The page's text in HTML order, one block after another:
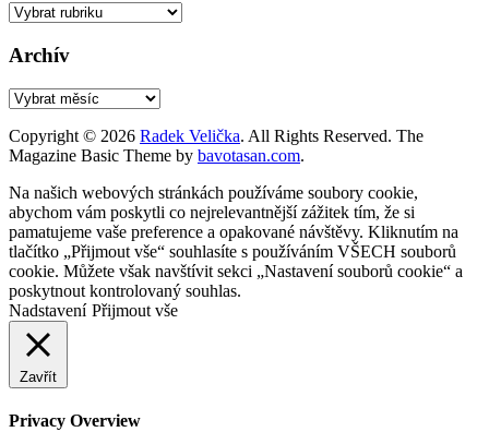
Rubriky
Archív
Archív
Copyright © 2026 Radek Velička. All Rights Reserved. The
Magazine Basic Theme by bavotasan.com.
Na našich webových stránkách používáme soubory cookie,
abychom vám poskytli co nejrelevantnější zážitek tím, že si
pamatujeme vaše preference a opakované návštěvy. Kliknutím na
tlačítko „Přijmout vše“ souhlasíte s používáním VŠECH souborů
cookie. Můžete však navštívit sekci „Nastavení souborů cookie“ a
poskytnout kontrolovaný souhlas.
Nadstavení Přijmout vše
Zavřít
Privacy Overview